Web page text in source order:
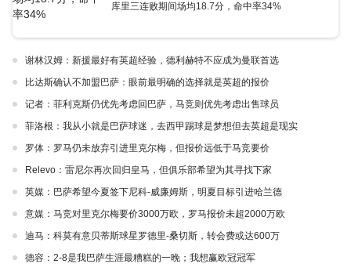
库里三连败期间场均18.7分，命中率34%
谢林汉姆：新援最好有英超经验，德利赫特不应成为曼联首选
比达斯确认不加盟巴萨：眼前最明确的选择就是英超的报价
记者：菲利克斯仍优先考虑回巴萨，马竞则优先考虑出售球员
菲洛根：我从小就是巴萨球迷，去西甲踢球是梦想但去英超是现实
罗体：罗马仍未放弃引进里克尔梅，但报价远低于马竞要价
Relevo：雷尼尔再次回归皇马，但俱乐部希望为其寻找下家
英媒：巴萨希望今夏签下尼科-威廉姆斯，明夏目标引进哈兰德
意媒：马竞对里克尔梅要价3000万欧，罗马报价未超2000万欧
迪马：科莫有意贝蒂斯球星罗德里-桑切斯，转会费或达600万
德容：2-8是我巴萨生涯最糟糕的一晚；我想赢欧冠冠军